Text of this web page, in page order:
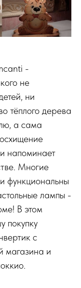
-
не
ни
тёплого дерева
а сама
напоминает
Многие
функциональны
лампы -
В этом
покупку
с
магазина и